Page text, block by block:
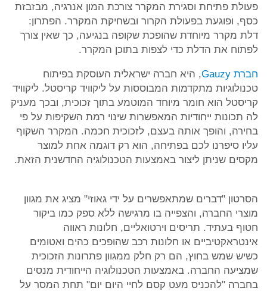
פעולת פתיחת וסגירת המקרר צורכת המון אנרגיה, מבזבזת
כסף, ופוגעת בפעולת הקרור ובשחיקת המקרר. הפתרון:
דלת מקרר מיוחדת שהופכת שקופה בנגיעה, כך שאין צורך
לפתוח את הדלת כדי לצפות בתוכן המקרר.
חברת Gauzy
, היא חברה ישראלית העוסקת בפיתוח
טכנולוגיות מתקדמות המבוססות על ליקוויד קריסטל. ליקוויד
קריסטל הוא חומר מיוחד המוטמע בתוך זכוכית, ובכך מעניק
לה תכונות ייחודיות המאפשרות שינוי רמת השקיפות על פי
בחירה, והופך אותה בעצם, לזכוכית חכמה. המקרר השקוף
עליו סיפרנו לכם בפתיחה, הוא רק דוגמה אחת למוצר
מקסים שניתן ליצור באמצעות הטכנולוגיה החדשנית הזאת.
הסרטון "דברים שמתאפשרים על ידי גאוזי" מציג את מגוון
מוצרי החברה, והצפייה בו מרגישה ללא ספק כמו ביקור
חטוף בעתיד. תריסים וירטואליים, חלונות ראווה
אינטראקטיביים או חלונות רכב שהופכים כהים ואטומים
כשיש שמש בחוץ, הם רק חלק ממגוון פתרונות הזכוכית
שמציעה החברה. באמצעות הטכנולוגיה הייחודית מנסים
בחברה "להכניס מעט קסם לחיי היום יום" תחת המסר על